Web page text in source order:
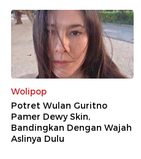
Wolipop
Potret Wulan Guritno
Pamer Dewy Skin,
Bandingkan Dengan Wajah
Aslinya Dulu